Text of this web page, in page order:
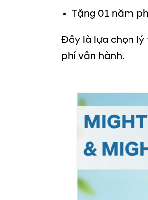
Tặng 01 năm
Đây là lựa chọn lý
phí vận hành.